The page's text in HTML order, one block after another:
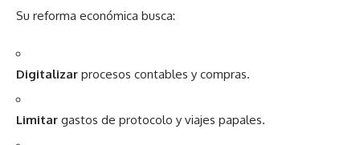
Su reforma económica busca:
Digitalizar procesos contables y compras.
Limitar gastos de protocolo y viajes papales.